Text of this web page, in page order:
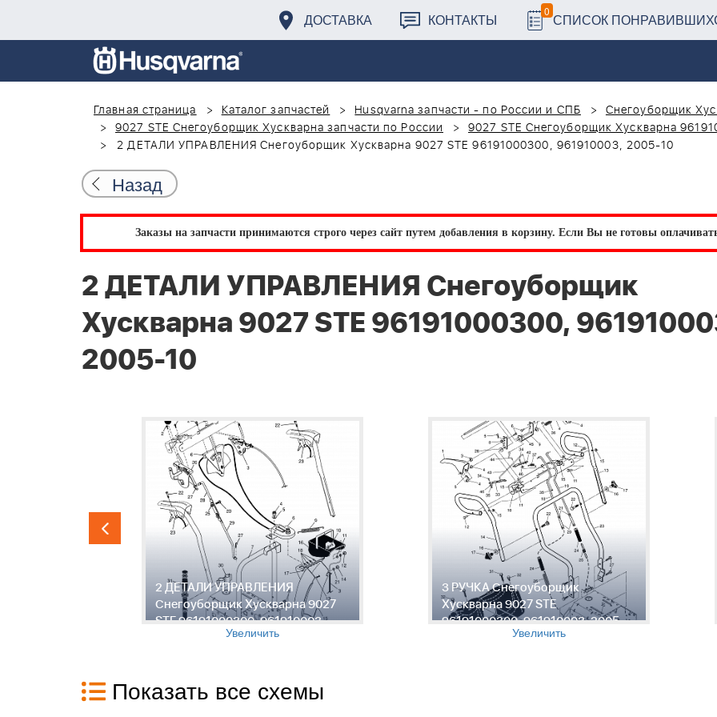
ДОСТАВКА КОНТАКТЫ 0 СПИСОК
Главная страница
Каталог запчастей Husqvarna запчасти - по России и СПБ
Снегоуборщик
9027 STE Снегоуборщик Хускварна запчасти по России
9027 STE Снегоуборщик Хускварна
2 ДЕТАЛИ УПРАВЛЕНИЯ Снегоуборщик Хускварна 9027 STE 96191000300, 961910003, 2005-10
Назад
Заказы на запчасти принимаются строго через сайт путем добавления в корзину. Если Вы не готовы
2 ДЕТАЛИ УПРАВЛЕНИЯ Снегоуборщик
Хускварна 9027 STE 96191000300,
2005-10
2 ДЕТАЛИ УПРАВЛЕНИЯ
Снегоуборщик Хускварна 9027
STE 96191000300, 961910003,
Увеличить
3 РУЧКА Снегоуборщик
Хускварна 9027 STE
96191000300, 961910003, 2005-
Увеличить
Показать все схемы